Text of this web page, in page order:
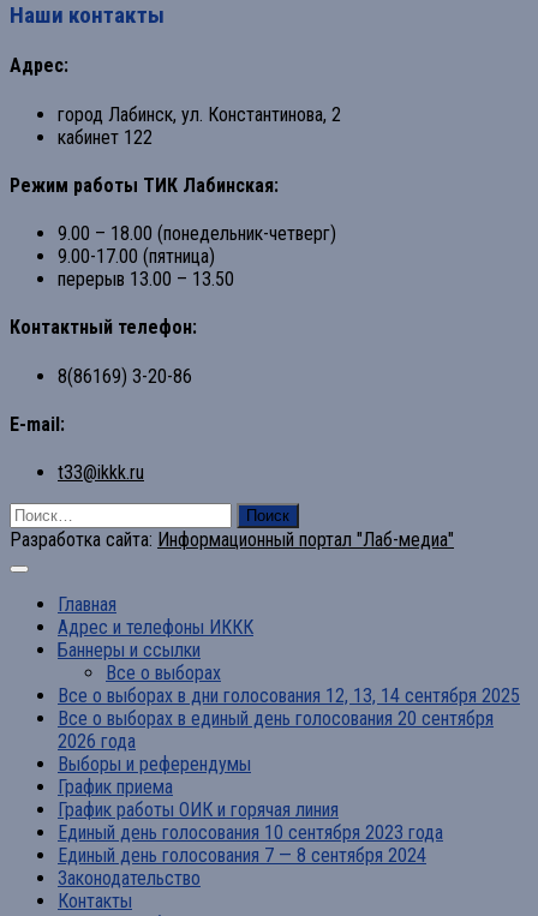
Наши контакты
Адрес:
город Лабинск, ул. Константинова, 2
кабинет 122
Режим работы ТИК Лабинская:
9.00 – 18.00 (понедельник-четверг)
9.00-17.00 (пятница)
перерыв 13.00 – 13.50
Контактный телефон:
8(86169) 3-20-86
E-mail:
t33@ikkk.ru
Найти:
Разработка сайта: Информационный портал "Лаб-медиа"
Главная
Адрес и телефоны ИККК
Баннеры и ссылки
Все о выборах
Все о выборах в дни голосования 12, 13, 14 сентября 2025
Все о выборах в единый день голосования 20 сентября
2026 года
Выборы и референдумы
График приема
График работы ОИК и горячая линия
Единый день голосования 10 сентября 2023 года
Единый день голосования 7 — 8 сентября 2024
Законодательство
Контакты